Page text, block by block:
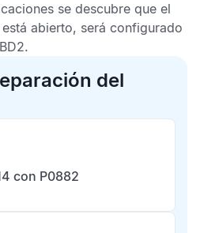
se descubre que el
abierto, será configurado
.
del
con P0882